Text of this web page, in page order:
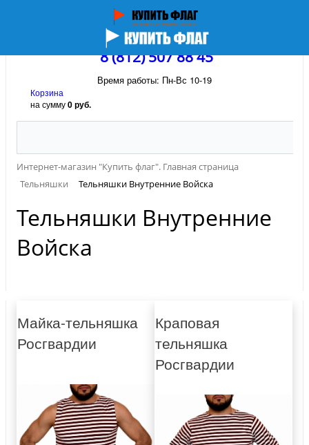
8 (812) 507 88 45
Время работы: Пн-Вс 10-19
Корзина
на сумму0 руб.
Интернет-магазин "Купить флаг". Главная страница
Тельняшки
Тельняшки Внутренние Войска
Тельняшки Внутренние
Войска
Майка-тельняшка
Росгвардии
Краповая
тельняшка
Росгвардии